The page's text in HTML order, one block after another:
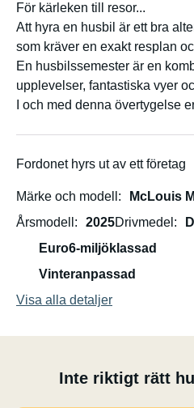
För kärleken till resor...
Att hyra en husbil är ett bra
som kräver en exakt resplan
En husbilssemester är en
upplevelser, fantastiska vyer
I och med denna övertygelse
Deras omfattande utrustning
enastående sätt.
Vi erbjuder enkla och utmärkta
obegränsad körsträcka, som
Fordonet hyrs ut av ett företag
Märke och modell
McLouis
Årsmodell
2025Drivmedel
Euro6-miljöklassad
Vinteranpassad
Visa alla detaljer
Inte riktigt rätt